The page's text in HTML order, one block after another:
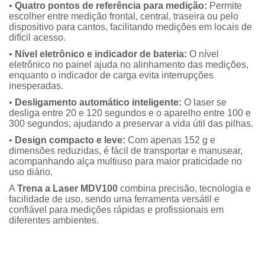
• Quatro pontos de referência para medição: Permite
escolher entre medição frontal, central, traseira ou pelo
dispositivo para cantos, facilitando medições em locais de
difícil acesso.
• Nível eletrônico e indicador de bateria: O nível
eletrônico no painel ajuda no alinhamento das medições,
enquanto o indicador de carga evita interrupções
inesperadas.
• Desligamento automático inteligente: O laser se
desliga entre 20 e 120 segundos e o aparelho entre 100 e
300 segundos, ajudando a preservar a vida útil das pilhas.
• Design compacto e leve: Com apenas 152 g e
dimensões reduzidas, é fácil de transportar e manusear,
acompanhando alça multiuso para maior praticidade no
uso diário.
A Trena a Laser MDV100 combina precisão, tecnologia e
facilidade de uso, sendo uma ferramenta versátil e
confiável para medições rápidas e profissionais em
diferentes ambientes.